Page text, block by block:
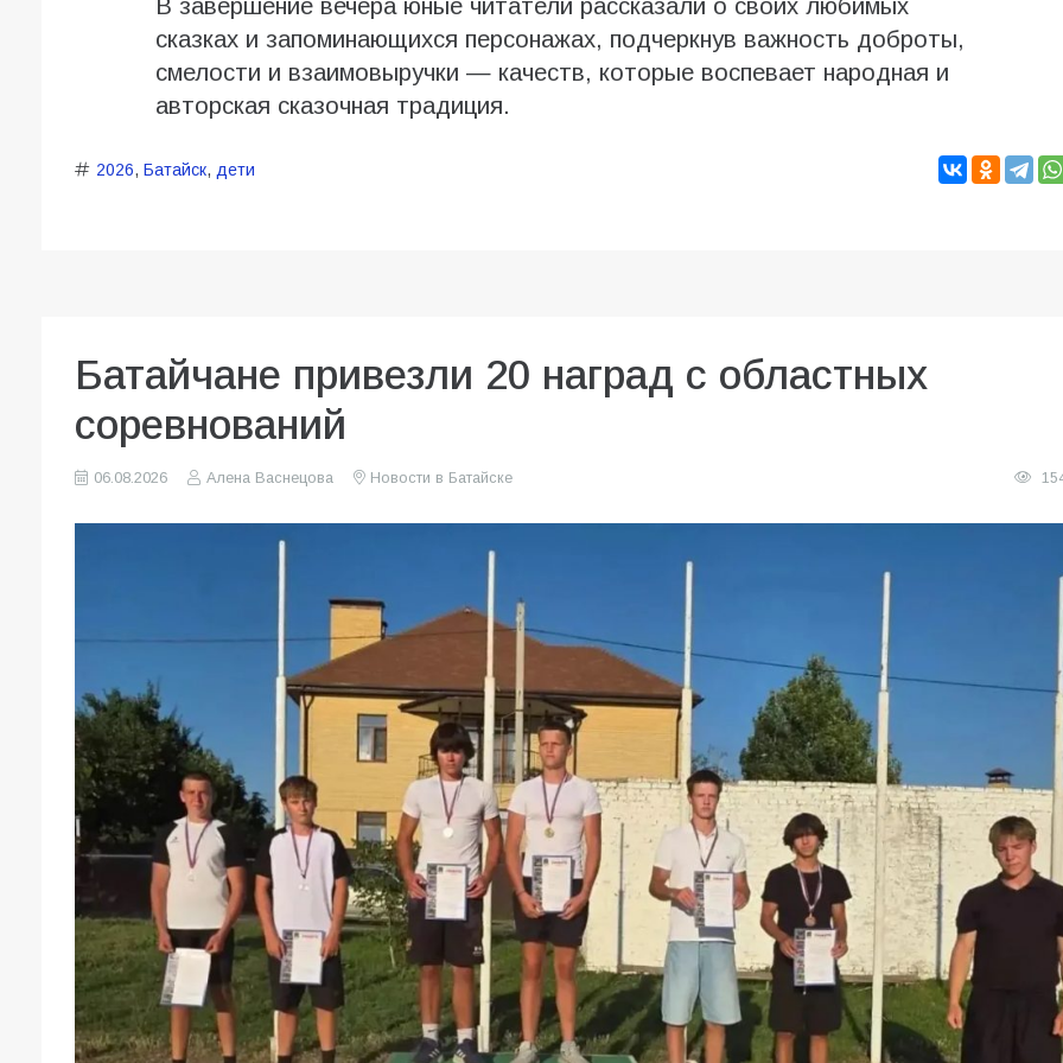
В завершение вечера юные читатели рассказали о своих любимых
сказках и запоминающихся персонажах, подчеркнув важность доброты,
смелости и взаимовыручки — качеств, которые воспевает народная и
авторская сказочная традиция.
2026, Батайск, дети
Батайчане привезли 20 наград с областных
соревнований
06.08.2026 Алена Васнецова Новости в Батайске